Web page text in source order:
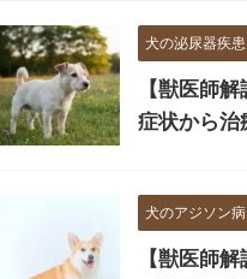
犬の泌尿器疾患
【獣医師
症状から治
犬のアジソン病
【獣医師